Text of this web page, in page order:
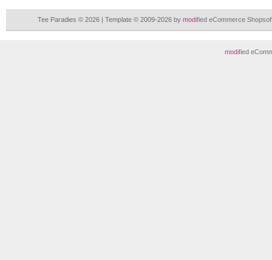
Tee Paradies © 2026 | Template © 2009-2026 by modified eCommerce
modified